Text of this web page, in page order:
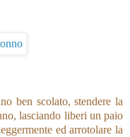
ben scolato, stendere la
lasciando liberi un paio
ed arrotolare la